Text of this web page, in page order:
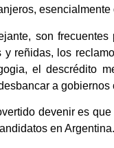
esencialmente
son
y reñidas, los
el descrédito
a
devenir es
en Argentina.